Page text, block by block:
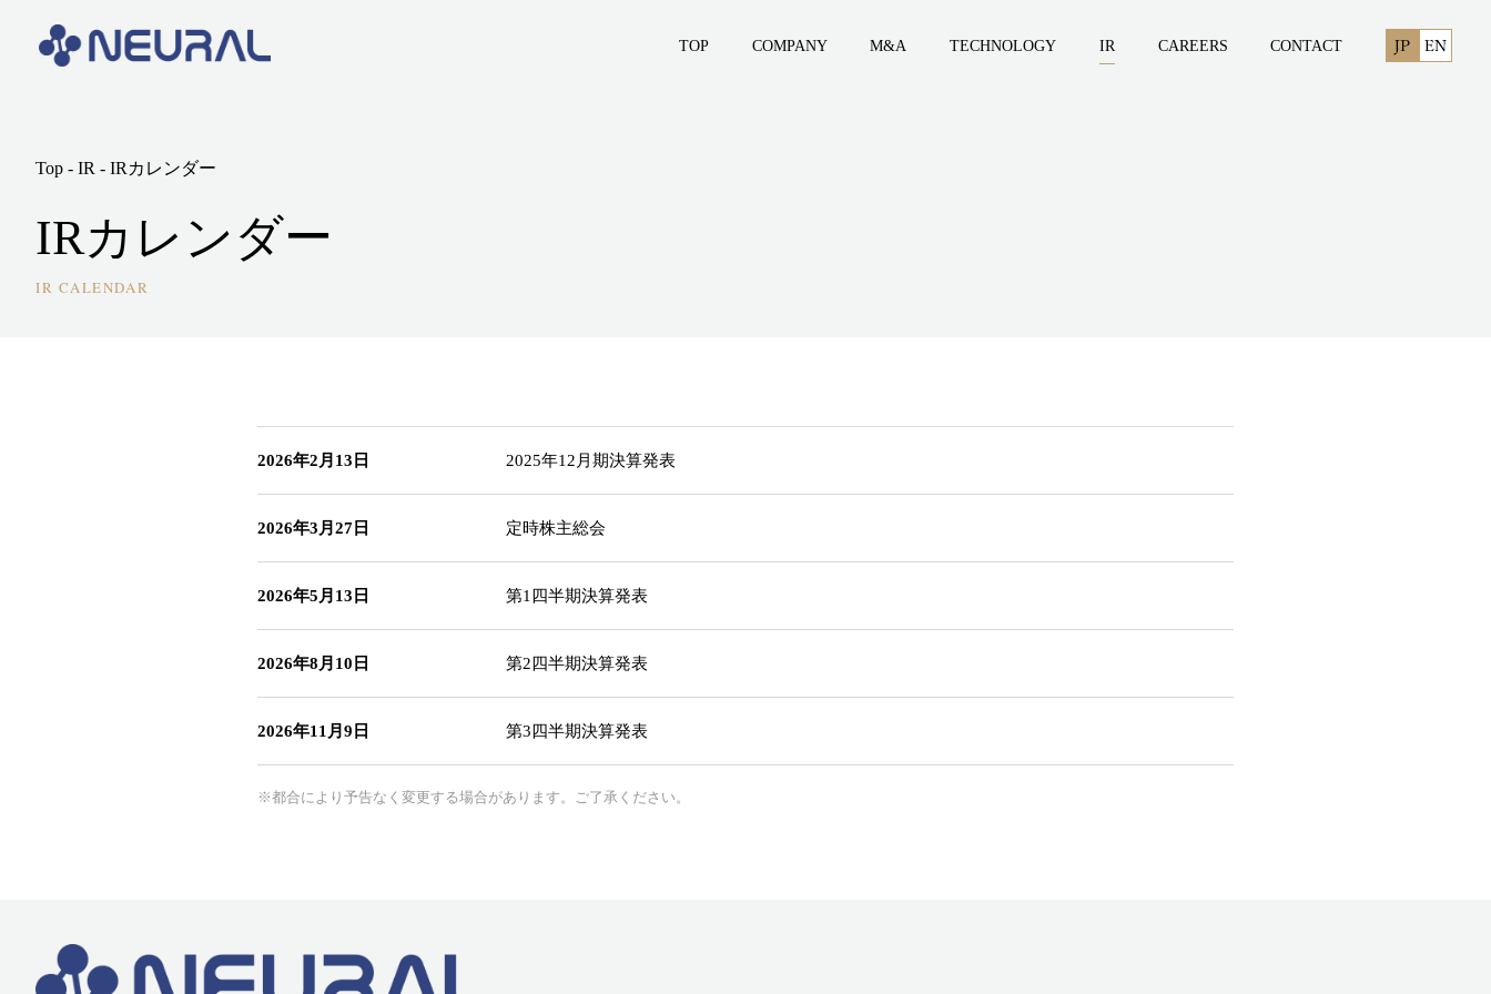
TOP COMPANY M&A TECHNOLOGY IR CAREERS CONTACT
Top - IR - IRカレンダー
IRカレンダー
IR CALENDAR
2026年2月13日 2025年12月期決算発表
2026年3月27日 定時株主総会
2026年5月13日 第1四半期決算発表
2026年8月10日 第2四半期決算発表
2026年11月9日 第3四半期決算発表
※都合により予告なく変更する場合があります。ご了承ください。